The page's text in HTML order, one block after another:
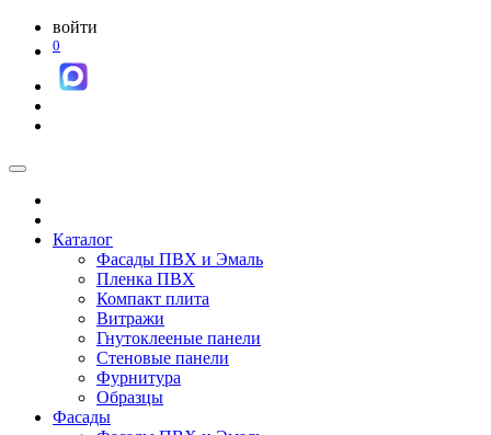
войти
0
Каталог
Фасады ПВХ и Эмаль
Пленка ПВХ
Компакт плита
Витражи
Гнутоклееные панели
Стеновые панели
Фурнитура
Образцы
Фасады